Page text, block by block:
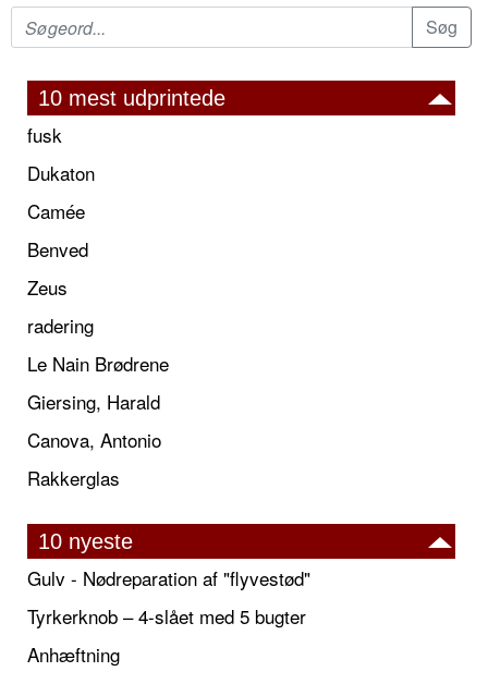
10 mest udprintede
fusk
Dukaton
Camée
Benved
Zeus
radering
Le Nain Brødrene
Giersing, Harald
Canova, Antonio
Rakkerglas
10 nyeste
Gulv - Nødreparation af "flyvestød"
Tyrkerknob – 4-slået med 5 bugter
Anhæftning